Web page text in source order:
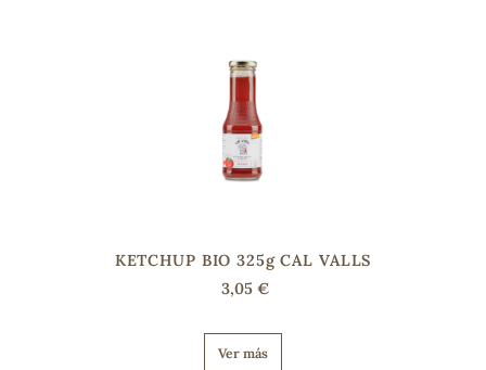
KETCHUP BIO 325g CAL VALLS
3,05 €
Ver más